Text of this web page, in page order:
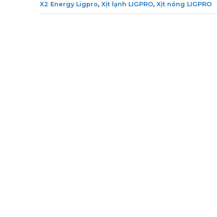
X2 Energy Ligpro, Xịt lạnh LIGPRO, Xịt nóng LIGPRO